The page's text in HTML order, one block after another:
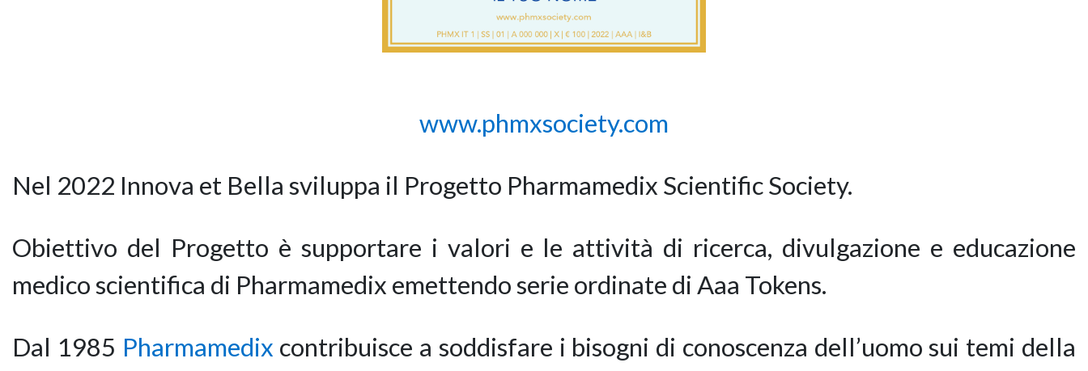
www.phmxsociety.com
Nel 2022 Innova et Bella sviluppa il Progetto Pharmamedix Scientific Society.
Obiettivo del Progetto è supportare i valori e le attività di ricerca, divulgazione e educazione
medico scientifica di Pharmamedix emettendo serie ordinate di Aaa Tokens.
Dal 1985 Pharmamedix contribuisce a soddisfare i bisogni di conoscenza dell’uomo sui temi della